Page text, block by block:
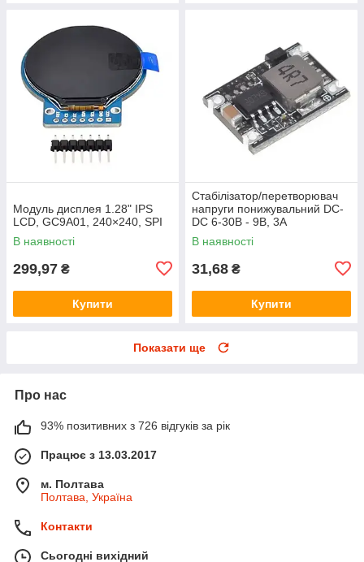
Модуль дисплея 1.28" IPS
LCD, GC9A01, 240×240, SPI
В наявності
299,97 ₴
Купити
Стабілізатор/перетворювач
напруги понижувальний DC-
DC 6-30В - 9В, 3А
В наявності
31,68 ₴
Купити
Показати ще
Про нас
93% позитивних з 726 відгуків за рік
Працює з 13.03.2017
м. Полтава
Полтава, Україна
Контакти
Сьогодні вихідний